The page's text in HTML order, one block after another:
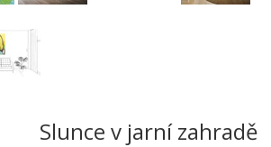
Slunce v jarní zahradě